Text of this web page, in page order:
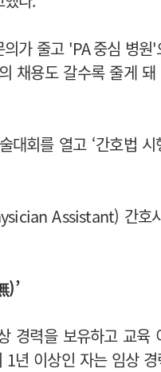
의가 줄고 'PA중심 병원'
채용도 갈수록 줄게 돼
대회를 열고 ‘간호법
Assistant) 간호
)’
경력을 보유하고 교육
년 이상인 자는 임상